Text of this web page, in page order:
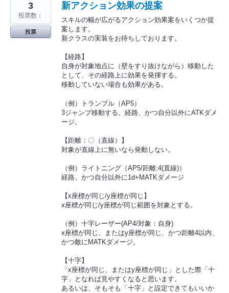
新アクション効果の提案
スキルの幅が広がるアクション効果案をいくつか提
案します。
新クラスの実装をお待ちしております。
【経路】
自身が対象地点に（壁をすり抜けながら）移動した
として、その経路上に効果を発揮する。
移動していない場合も効果がある。
（例）トランプル（AP5）
3ジャンプ移動する。経路、かつ自分以外にATKダメ
ージ。
【距離：〇（直線）】
対象が直線上に無いなら発動しない。
（例）ライトニング（AP5/距離:4(直線)）
経路、かつ自分以外に1d+MATKダメージ
【x座標が同じ/y座標が同じ】
x座標が同じ/y座標が同じ範囲を対象とする。
（例）十字レーザー(AP4/対象：自身)
x座標が同じ、またはy座標が同じ、かつ距離4以内、
かつ敵にMATKダメージ。
【十字】
「x座標が同じ、またはy座標が同じ」とした際「十
字」となれば見やすくなると思います。
あるいは、そもそも「十字」と設定できてもいいか
3
投票数：
投票